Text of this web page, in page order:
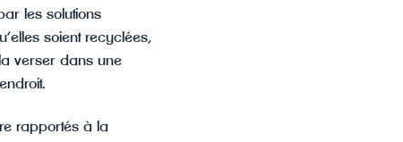
les solutions
soient recyclées,
verser dans une
rapportés à la